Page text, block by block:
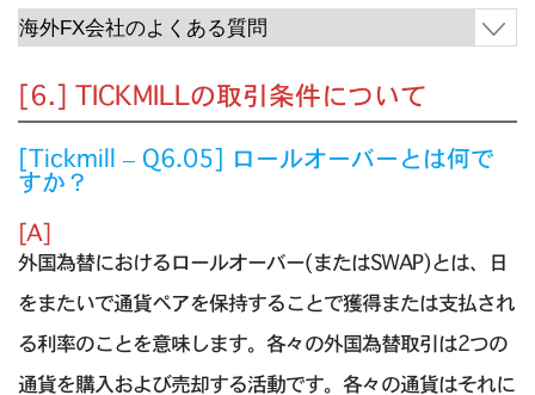
[6.] TICKMILLの取引条件について
[Tickmill – Q6.05] ロールオーバーとは何で
すか？
[A]
外国為替におけるロールオーバー(またはSWAP)とは、日
をまたいで通貨ペアを保持することで獲得または支払され
る利率のことを意味します。各々の外国為替取引は2つの
通貨を購入および売却する活動です。各々の通貨はそれに